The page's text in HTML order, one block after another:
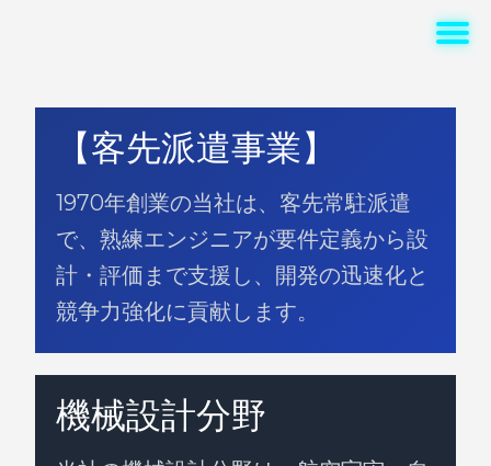
【客先派遣事業】
1970年創業の当社は、客先常駐派遣
で、熟練エンジニアが要件定義から設
計・評価まで支援し、開発の迅速化と
競争力強化に貢献します。
機械設計分野